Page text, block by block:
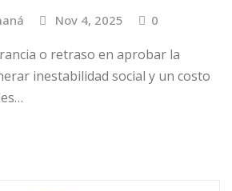
Nov 4, 2025 0
o retraso en aprobar la
inestabilidad social y un costo